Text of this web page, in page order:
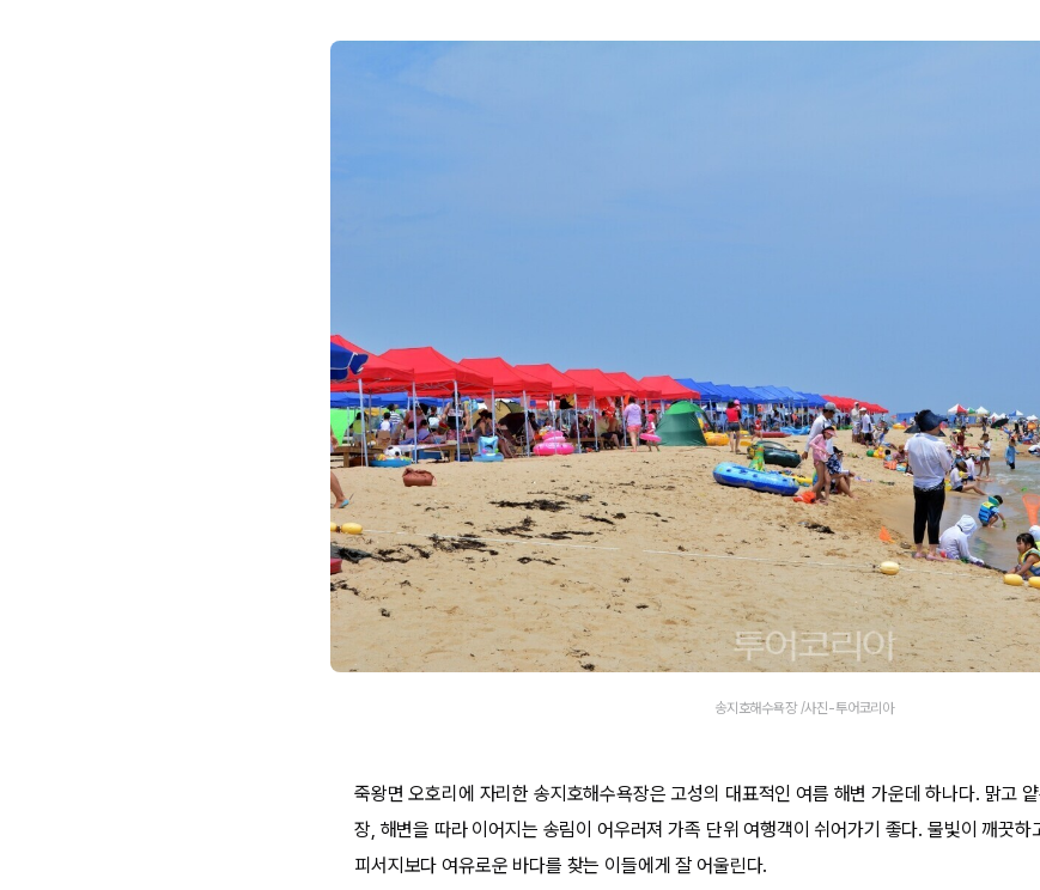
송지호해수욕장 /사진-투어코리아
죽왕면 오호리에 자리한 송지호해수욕장은 고성의 대표적인 여름 해변 가운데 하나다. 맑고
장, 해변을 따라 이어지는 송림이 어우러져 가족 단위 여행객이 쉬어가기 좋다. 물빛이 깨끗하
피서지보다 여유로운 바다를 찾는 이들에게 잘 어울린다.